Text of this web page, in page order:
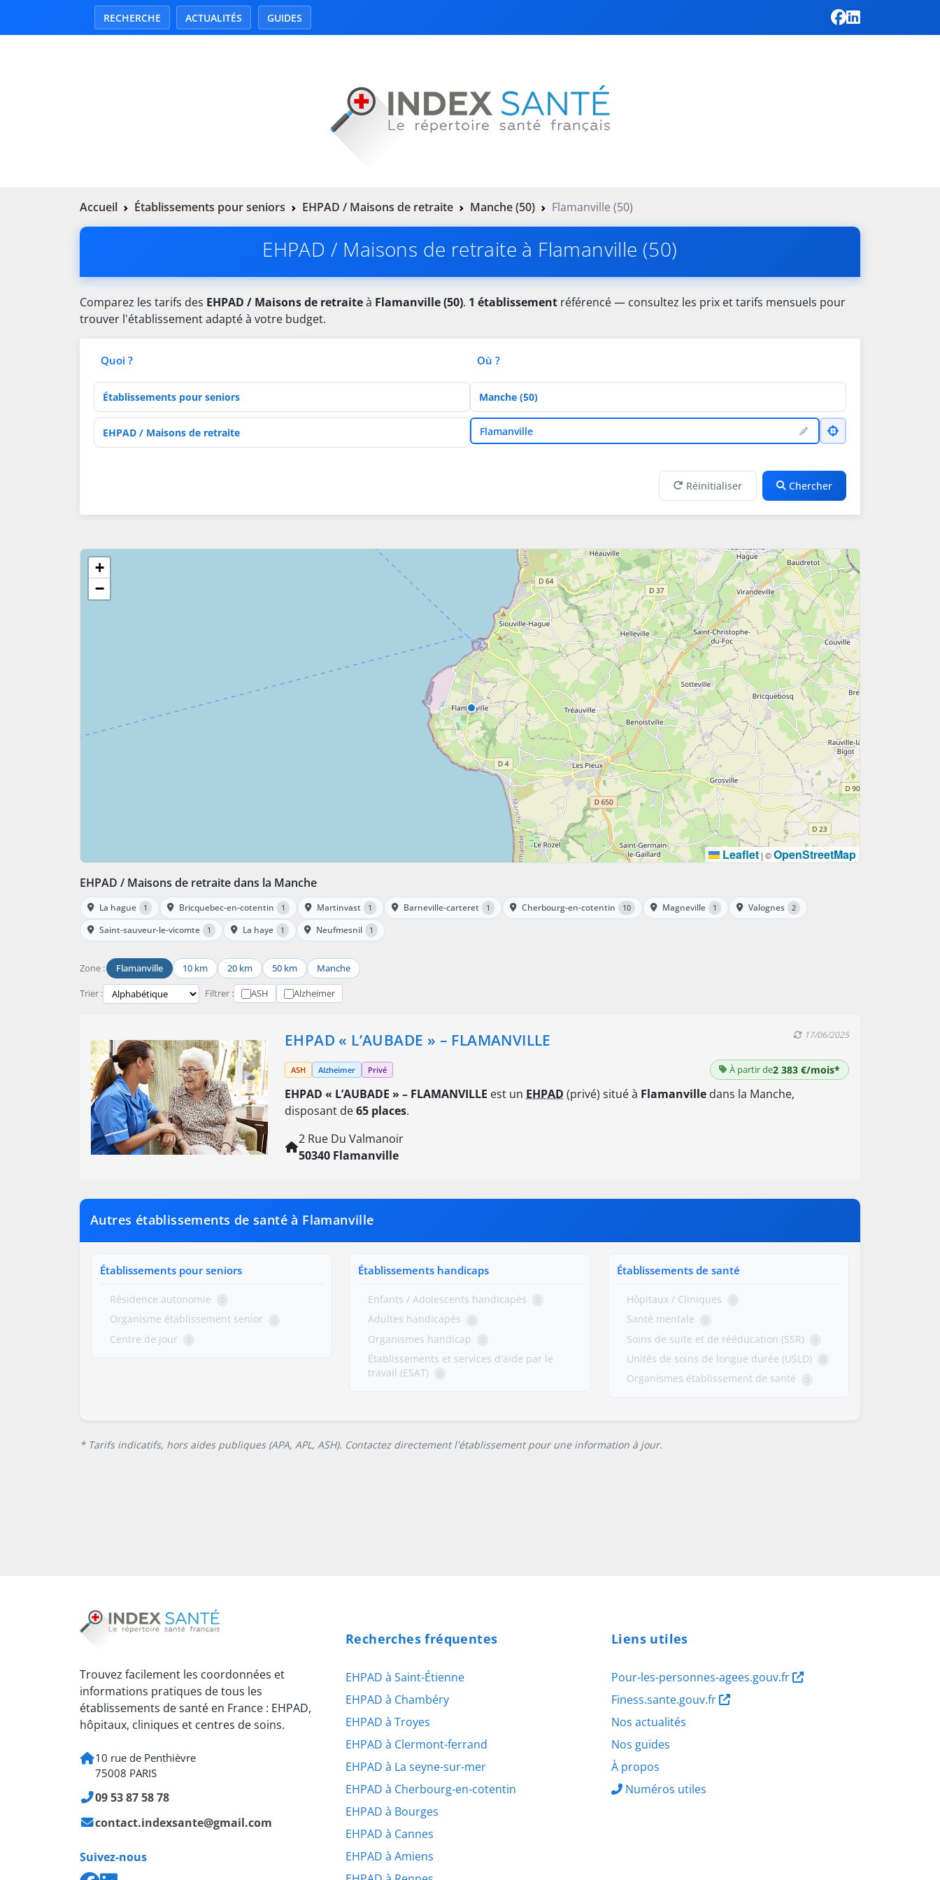
RECHERCHE ACTUALITÉS GUIDES
Accueil Établissements pour seniors EHPAD / Maisons de retraite Manche (50) Flamanville (50)
EHPAD / Maisons de retraite à Flamanville (50)
Comparez les tarifs des EHPAD / Maisons de retraiteà Flamanville (50). 1 établissement référencé — consultez les prix et tarifs mensuels pour
trouver l'établissement adapté à votre budget.
Quoi ?
Type d'établissement
Activités de soins
Où ?
Département
VilleFlamanville
Réinitialiser Chercher
+
−
Leaflet | ©OpenStreetMap
EHPAD / Maisons de retraite dans la Manche
La hague 1 Bricquebec-en-cotentin 1 Martinvast 1 Barneville-carteret 1 Cherbourg-en-cotentin 10 Magneville 1 Valognes 2
Saint-sauveur-le-vicomte 1 La haye 1 Neufmesnil 1
Zone : Flamanville 10 km 20 km 50 km Manche
Trier : Filtrer : ASH Alzheimer
EHPAD « L’AUBADE » – FLAMANVILLE 17/06/2025
ASH Alzheimer Privé À partir de2 383 €/mois*
EHPAD « L’AUBADE » – FLAMANVILLE est un EHPAD (privé) situé à Flamanville dans la Manche,
disposant de65 places.
2 Rue Du Valmanoir
50340 Flamanville
Autres établissements de santé à Flamanville
Établissements pour seniors
Résidence autonomie 0
Organisme établissement senior 0
Centre de jour 0
Établissements handicaps
Enfants / Adolescents handicapés 0
Adultes handicapés 0
Organismes handicap 0
Établissements et services d'aide par le
travail (ESAT)
0
Établissements de santé
Hôpitaux / Cliniques 0
Santé mentale 0
Soins de suite et de rééducation (SSR) 0
Unités de soins de longue durée (USLD) 0
Organismes établissement de santé 0
* Tarifs indicatifs, hors aides publiques (APA, APL, ASH). Contactez directement l'établissement pour une information à jour.
Trouvez facilement les coordonnées et
informations pratiques de tous les
établissements de santé en France : EHPAD,
hôpitaux, cliniques et centres de soins.
10 rue de Penthièvre
75008 PARIS
09 53 87 58 78
contact.indexsante@gmail.com
Suivez-nous
Recherches fréquentes
EHPAD à Saint-Étienne
EHPAD à Chambéry
EHPAD à Troyes
EHPAD à Clermont-ferrand
EHPAD à La seyne-sur-mer
EHPAD à Cherbourg-en-cotentin
EHPAD à Bourges
EHPAD à Cannes
EHPAD à Amiens
Liens utiles
Pour-les-personnes-agees.gouv.fr
Finess.sante.gouv.fr
Nos actualités
Nos guides
À propos
Numéros utiles